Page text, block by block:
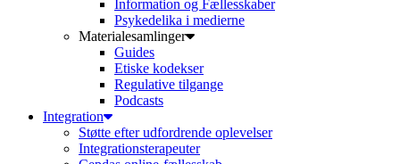
Information og Fællesskaber
Psykedelika i medierne
Materialesamlinger
Guides
Etiske kodekser
Regulative tilgange
Podcasts
Integration
Støtte efter udfordrende oplevelser
Integrationsterapeuter